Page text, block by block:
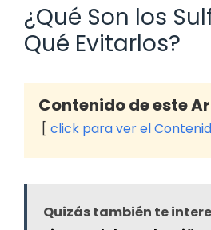
¿Qué Son los
Qué Evitarlos?
Contenido de este
click para ver el
Quizás también te